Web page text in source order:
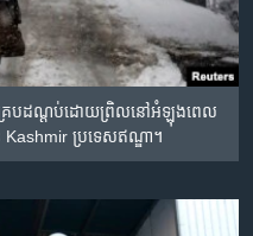
គ្រប​ដណ្តប់​ដោយ​ព្រិល​នៅ​អំឡុងពេល​
ប្រទេស​ឥណ្ឌា។